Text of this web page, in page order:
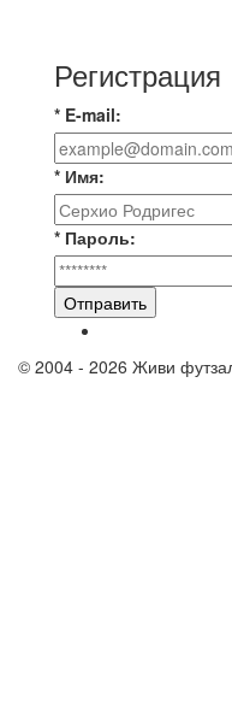
Регистрация
* E-mail:
* Имя:
* Пароль:
Отправить
© 2004 - 2026 Живи